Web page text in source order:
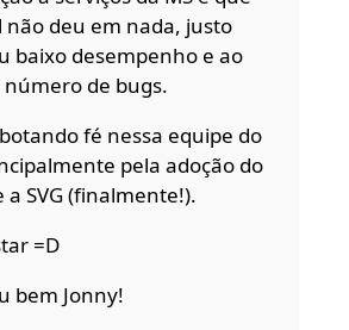
não deu em nada, justo
baixo desempenho e ao
de bugs.
fé nessa equipe do
pela adoção do
a SVG (finalmente!).
=D
bem Jonny!